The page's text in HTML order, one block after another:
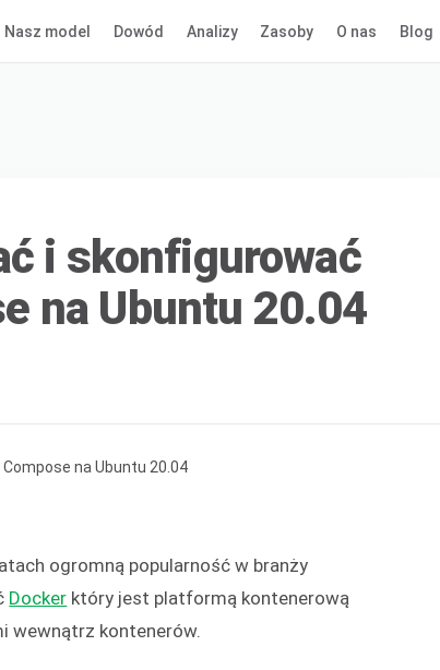
Nasz model Dowód Analizy Zasoby O nas Blog
i skonfigurować
na Ubuntu 20.04
ogromną popularność w branży
Docker który jest platformą kontenerową
wewnątrz kontenerów.